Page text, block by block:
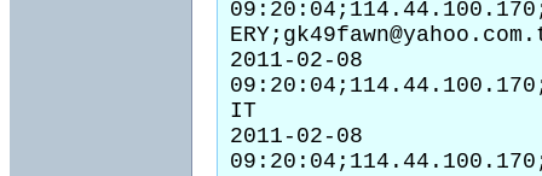
2011-02-08
IT
2011-02-08